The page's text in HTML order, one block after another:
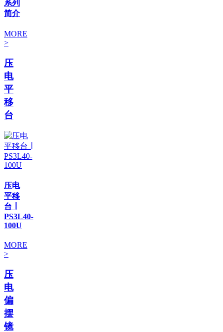
系列
简介
MORE
>
压
电
平
移
台
压电
平移
台 ∣
PS3L40-
100U
MORE
>
压
电
偏
摆
镜